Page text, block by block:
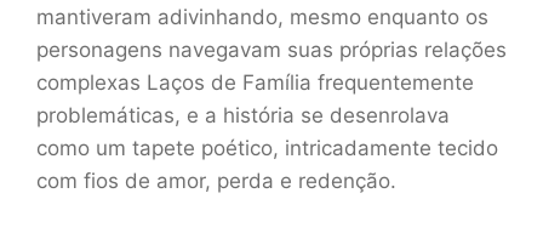
mantiveram adivinhando, mesmo enquanto os
personagens navegavam suas próprias relações
complexas Laços de Família frequentemente
problemáticas, e a história se desenrolava
como um tapete poético, intricadamente tecido
com fios de amor, perda e redenção.